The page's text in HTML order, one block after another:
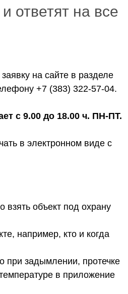
ответят на все
на сайте в разделе
+7 (383) 322-57-04.
с 9.00 до 18.00 ч. ПН-ПТ.
в электронном виде с
объект под охрану
например, кто и когда
при задымлении, протечке
в приложение